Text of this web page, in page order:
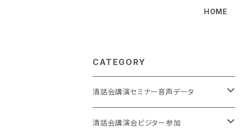
HOME
CATEGORY
清話会講演セミナー音声データ
東京開催
清話会講演会ビジター参加